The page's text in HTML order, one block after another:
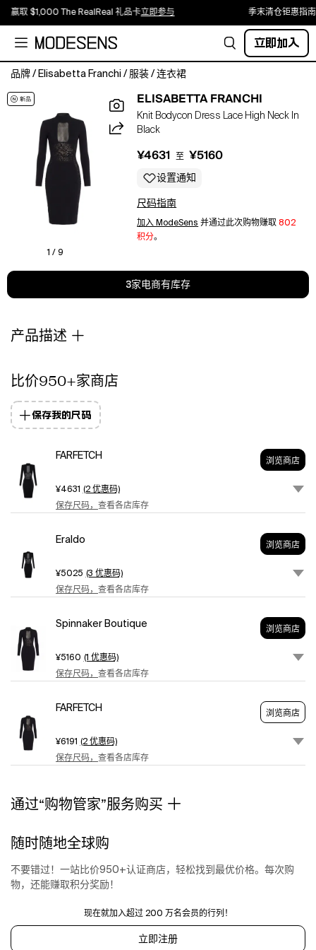
赢取 $1,000 The RealReal 礼品卡立即参与 季末清仓钜惠指南
立即加入
品牌 / Elisabetta Franchi / 服装 / 连衣裙
in
structured
shoulders,
sleeves.
stands
out
woven
inserts,
which
create
sheer
effect,
panel
floral
Slim
straight
1 / 9
ELISABETTA FRANCHI
Knit Bodycon Dress Lace High Neck In
Black
¥4631 至 ¥5160
设置通知
尺码指南
加入 ModeSens 并通过此次购物赚取802
积分。
3家电商有库存
产品描述
比价950+家商店
保存我的尺码
FARFETCH 浏览商店
¥4631 (2 优惠码)
保存尺码， 查看各店库存
Eraldo 浏览商店
¥5025 (3 优惠码)
保存尺码， 查看各店库存
Spinnaker Boutique 浏览商店
¥5160 (1 优惠码)
保存尺码， 查看各店库存
FARFETCH 浏览商店
¥6191 (2 优惠码)
保存尺码， 查看各店库存
通过“购物管家”服务购买
随时随地全球购
不要错过！一站比价950+认证商店，轻松找到最优价格。每次购
物，还能赚取积分奖励！
现在就加入超过 200 万名会员的行列！
立即注册